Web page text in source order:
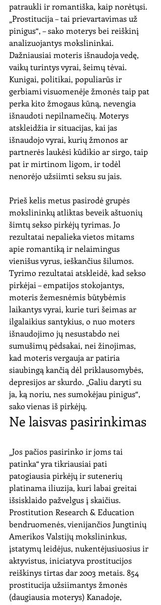
patraukli ir romantiška, kaip norėtųsi.
„Prostitucija – tai prievartavimas už
pinigus“, – sako moterys bei reiškinį
analizuojantys mokslininkai.
Dažniausiai moteris išnaudoja vedę,
vaikų turintys vyrai, šeimų tėvai.
Kunigai, politikai, populiarūs ir
gerbiami visuomenėje žmonės taip pat
perka kito žmogaus kūną, nevengia
išnaudoti nepilnamečių. Moterys
atskleidžia ir situacijas, kai jas
išnaudojo vyrai, kurių žmonos ar
partnerės laukėsi kūdikio ar sirgo, taip
pat ir mirtinom ligom, ir todėl
nenorėjo užsiimti seksu su jais.
Prieš kelis metus pasirodė grupės
mokslininkų atliktas beveik aštuonių
šimtų sekso pirkėjų tyrimas. Jo
rezultatai nepalieka vietos mitams
apie romantiką ir nelaimingus
vienišus vyrus, ieškančius šilumos.
Tyrimo rezultatai atskleidė, kad sekso
pirkėjai – empatijos stokojantys,
moteris žemesnėmis būtybėmis
laikantys vyrai, kurie turi šeimas ar
ilgalaikius santykius, o nuo moters
išnaudojimo jų nesustabdo nei
sumušimų pėdsakai, nei žinojimas,
kad moteris vergauja ar patiria
siaubingą kančią dėl priklausomybės,
depresijos ar skurdo. „Galiu daryti su
ja, ką noriu, nes sumokėjau pinigus“,
sako vienas iš pirkėjų.
Ne laisvas pasirinkimas
„Jos pačios pasirinko ir joms tai
patinka“ yra tikriausiai pati
patogiausia pirkėjų ir sutenerių
platinama iliuzija, kuri labai greitai
išsisklaido pažvelgus į skaičius.
Prostitution Research & Education
bendruomenės, vienijančios Jungtinių
Amerikos Valstijų mokslininkus,
įstatymų leidėjus, nukentėjusiuosius ir
aktyvistus, iniciatyva prostitucijos
reiškinys tirtas dar 2003 metais. 854
prostitucija užsiimantys žmonės
(daugiausia moterys) Kanadoje,